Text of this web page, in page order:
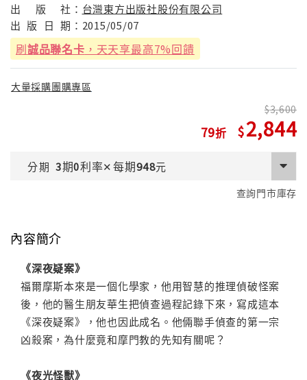
出
版 社： 台灣東方出版社股份有限公司
出 版 日 期： 2015/05/07
刷誠品聯名卡 ，天天享最高7%回饋
大量採購團購專區
79
3,600
2,844
分期 3期0利率✕每期948元
查詢門市庫存
內容簡介
《深夜疑案》
福爾摩斯本來是一個化學家，他用智慧的推理偵破怪案
後，他的醫生朋友華生把偵查過程記錄下來，寫成這本
《深夜疑案》，他也因此成名。他倆聯手偵查的第一宗
凶殺案，為什麼竟和摩門教的先知有關呢？
《夜光怪獸》